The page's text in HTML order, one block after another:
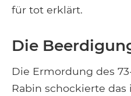
für tot erklärt.
Die
Die Ermordung des
Rabin schockierte das